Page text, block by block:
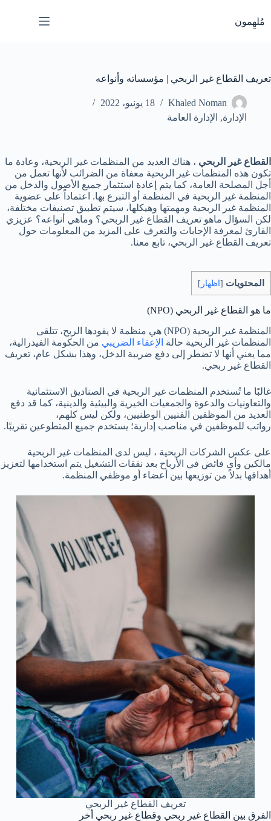
إلى
المحتوى
مُلهِمون
تعريف القطاع غير الربحي | مؤسساته وأنواعه
Khaled Noman
18 يونيو، 2022
الإدارة, الإدارة العامة
القطاع غير الربحي ، هناك العديد من المنظمات غير الربحية، وعادة ما
تكون هذه المنظمات غير الربحية معفاة من الضرائب لأنها تعمل من
أجل المصلحة العامة، كما يتم إعادة استثمار جميع الأصول والدخل من
المنظمة غير الربحية في المنظمة أو التبرع بها. اعتماداً على عضوية
المنظمة غير الربحية ومهمتها وهيكلها، سيتم تطبيق تصنيفات مختلفة،
لكن السؤال ماهو تعريف القطاع غير الربحي؟ وماهي أنواعه؟ عزيزي
القارئ لمعرفة الإجابات والتعرف على المزيد من المعلومات حول
تعريف القطاع غير الربحي، تابع معنا.
المحتويات [ اظهار ]
ما هو القطاع غير الربحي (NPO)
المنظمة غير الربحية (NPO) هي منظمة لا يقودها الربح، تتلقى
المنظمات غير الربحية حالة الإعفاء الضريبي من الحكومة الفيدرالية،
مما يعني أنها لا تضطر إلى دفع ضريبة الدخل، وهذا بشكل عام، تعريف
القطاع غير ربحي.
غالبًا ما تُستخدم المنظمات غير الربحية في الصناديق الاستئمانية
والتعاونيات والدعوة والجمعيات الخيرية والبيئية والدينية، كما قد دفع
العديد من الموظفين الفنيين الوطنيين، ولكن ليس كلهم،
رواتب للموظفين في مناصب إدارية؛ يستخدم جميع المتطوعين تقريبًا.
على عكس الشركات الربحية ، ليس لدى المنظمات غير الربحية
مالكين وأي فائض في الأرباح بعد نفقات التشغيل يتم استخدامها لتعزيز
أهدافها بدلاً من توزيعها بين أعضاء أو موظفي المنظمة.
تعريف القطاع غير الربحي
الفرق بين القطاع غير ربحي وقطاع غير ربحي أخر